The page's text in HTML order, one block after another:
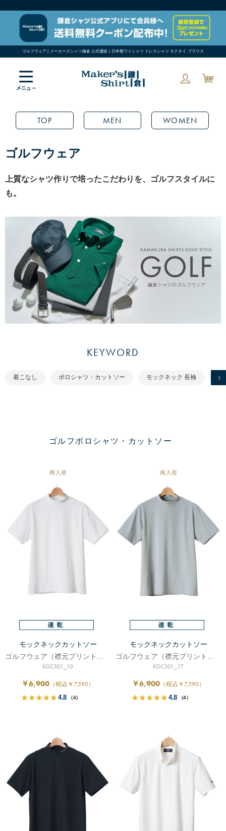
ゴルフウェア | メーカーズシャツ鎌倉 公式通販 | 日本製ワイシャツ ドレスシャツ ネクタイ ブラウス
TOP MEN WOMEN
ゴルフウェア
上質なシャツ作りで培ったこだわりを、ゴルフスタイルに
も。
KEYWORD
着こなし ポロシャツ・カットソー モックネック 長袖 ポ
ゴルフポロシャツ・カットソー
モックネックカットソー
KGCS01_10
￥6,900 （税込￥7,590）
4.8 （4）
モックネックカットソー
KGCS01_17
￥6,900 （税込￥7,590）
4.8 （4）